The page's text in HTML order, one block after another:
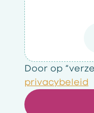
Door op
privacybeleid